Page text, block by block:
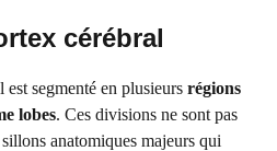
cérébral
segmenté en plusieurs régions
lobes. Ces divisions ne sont pas
anatomiques majeurs qui